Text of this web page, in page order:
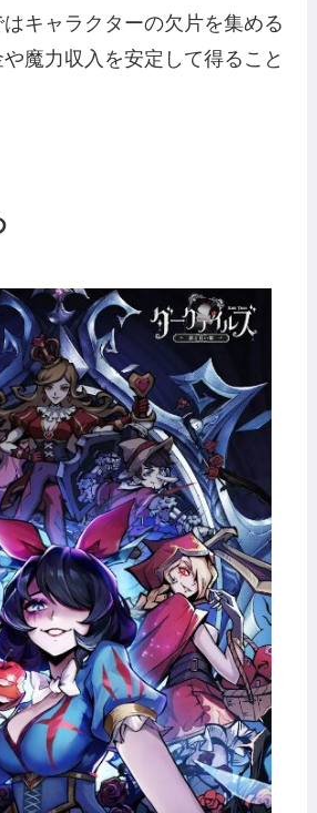
キャラクターの欠片を集める
魔力収入を安定して得ること